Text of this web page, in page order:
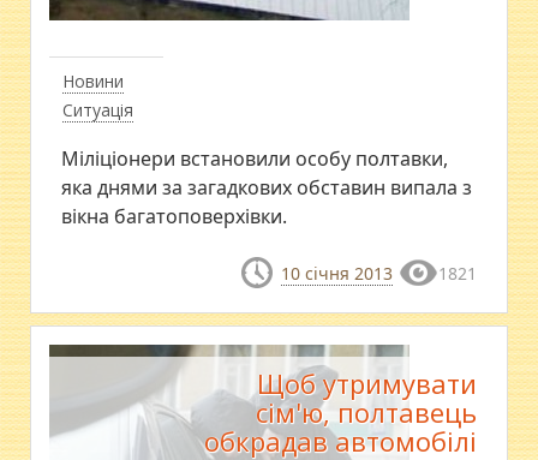
Новини
Ситуація
Міліціонери встановили особу полтавки,
яка днями за загадкових обставин випала з
вікна багатоповерхівки.
10 січня 2013 1821
Щоб утримувати
сім'ю, полтавець
обкрадав автомобілі